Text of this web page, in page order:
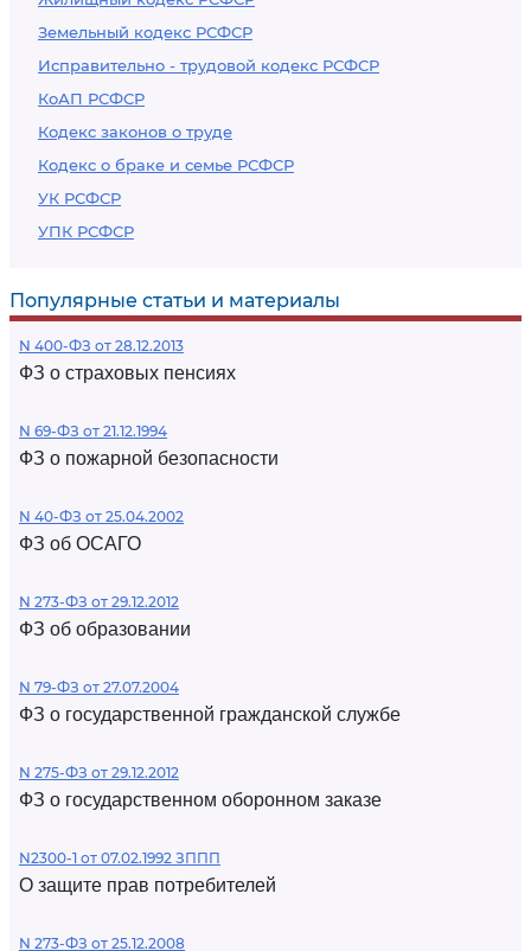
Земельный кодекс РСФСР
Исправительно - трудовой кодекс РСФСР
КоАП РСФСР
Кодекс законов о труде
Кодекс о браке и семье РСФСР
УК РСФСР
УПК РСФСР
Популярные статьи и материалы
N 400-ФЗ от 28.12.2013
ФЗ о страховых пенсиях
N 69-ФЗ от 21.12.1994
ФЗ о пожарной безопасности
N 40-ФЗ от 25.04.2002
ФЗ об ОСАГО
N 273-ФЗ от 29.12.2012
ФЗ об образовании
N 79-ФЗ от 27.07.2004
ФЗ о государственной гражданской службе
N 275-ФЗ от 29.12.2012
ФЗ о государственном оборонном заказе
N2300-1 от 07.02.1992 ЗППП
О защите прав потребителей
N 273-ФЗ от 25.12.2008